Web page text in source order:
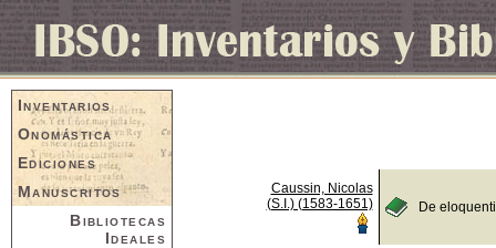
Inventarios
Onomástica
Ediciones
Manuscritos
Bibliotecas
Ideales
Caussin, Nicolas
(S.I.) (1583-1651)
De